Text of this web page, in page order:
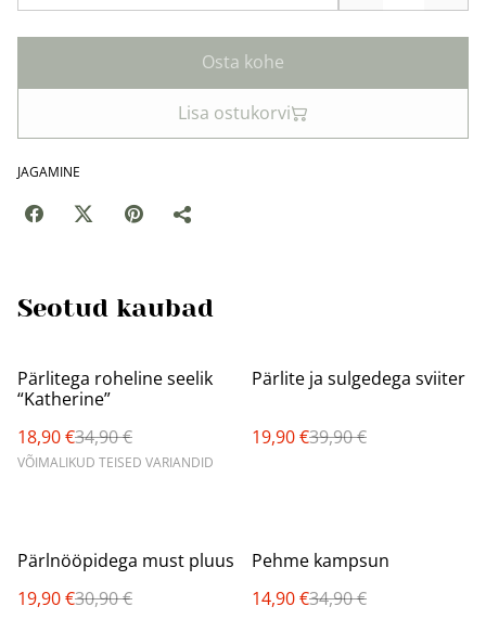
Osta kohe
Lisa ostukorvi
JAGAMINE
Seotud kaubad
%
Pärlitega roheline seelik
“Katherine”
18,90 €34,90 €
VÕIMALIKUD TEISED VARIANDID
%
Pärlite ja sulgedega sviiter
19,90 €39,90 €
%
Pärlnööpidega must pluus
19,90 €30,90 €
%
Pehme kampsun
14,90 €34,90 €